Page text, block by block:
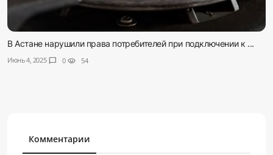
В Астане нарушили права потребителей при подключении к ...
Июнь 4, 2025 chat_bubble 0 visibility 54
Комментарии